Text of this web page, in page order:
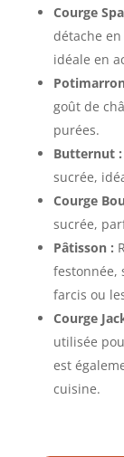
Courge
détache
idéale en
goût de
purées.
Butternut :
sucrée,
Courge
sucrée,
Pâtisson :
festonnée,
farcis ou
Courge
utilisée
est
cuisine.